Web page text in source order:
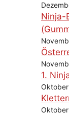
Ninja-
1.